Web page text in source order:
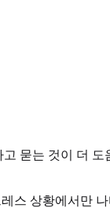
묻는 것이 더 도
스 상황에서만